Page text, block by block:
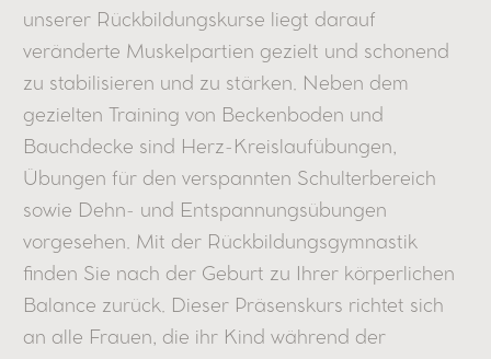
unserer Rückbildungskurse liegt darauf
veränderte Muskelpartien gezielt und schonend
zu stabilisieren und zu stärken. Neben dem
gezielten Training von Beckenboden und
Bauchdecke sind Herz-Kreislaufübungen,
Übungen für den verspannten Schulterbereich
sowie Dehn- und Entspannungsübungen
vorgesehen. Mit der Rückbildungsgymnastik
finden Sie nach der Geburt zu Ihrer körperlichen
Balance zurück. Dieser Präsenskurs richtet sich
an alle Frauen, die ihr Kind während der